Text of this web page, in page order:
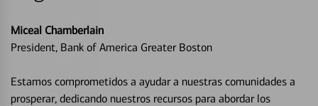
Miceal Chamberlain
President, Bank of America Greater Boston
Estamos comprometidos a ayudar a nuestras comunidades a
prosperar, dedicando nuestros recursos para abordar los